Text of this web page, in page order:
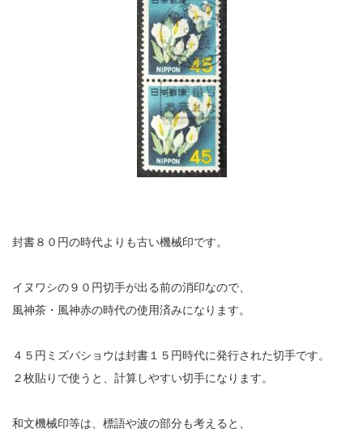
封書８０円の時代よりも古い機械印です。
イヌワシの９０円切手が出る前の消印なので、
風神茶・風神赤の時代の使用済みになります。
４５円ミズバショウは封書１５円時代に発行された切手です。
２枚貼りで使うと、計算しやすい切手になります。
和文機械印等は、標語や波の部分も考えると、